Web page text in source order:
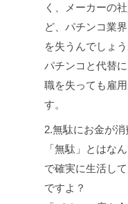
く、メーカーの
ど、パチンコ業
を失うんでしょう
パチンコと代替
職を失っても雇
す。
2.無駄にお金が消
「無駄」とはな
で確実に生活し
ですよ？